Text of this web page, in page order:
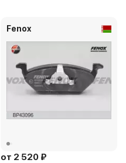
Fenox
от 2 520 ₽